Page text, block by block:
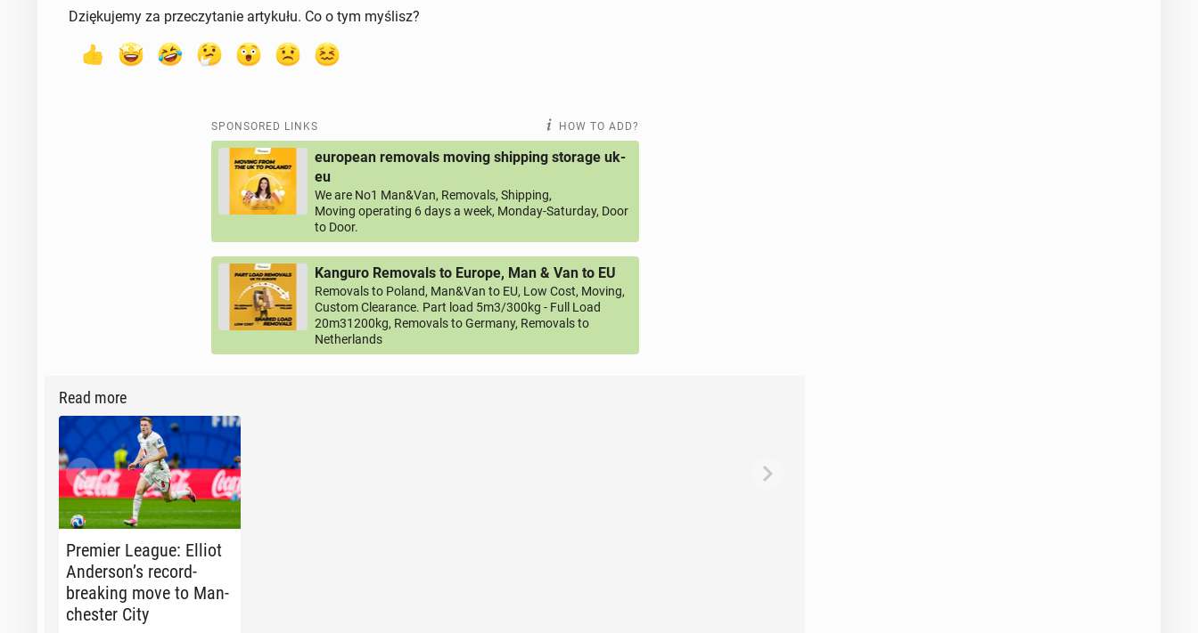
Dziękujemy za przeczytanie artykułu. Co o tym myślisz?
SPONSORED LINKS HOW TO ADD?
european removals moving shipping storage uk-
eu
We are No1 Man&Van, Removals, Shipping,
Moving operating 6 days a week, Monday-Saturday, Door
to Door.
Kanguro Removals to Europe, Man & Van to EU
Removals to Poland, Man&Van to EU, Low Cost, Moving,
Custom Clearance. Part load 5m3/300kg - Full Load
20m31200kg, Removals to Germany, Removals to
Netherlands
Read more
Premier League: Elliot
An­der­son’s record-
break­ing move to Man­
ches­ter City